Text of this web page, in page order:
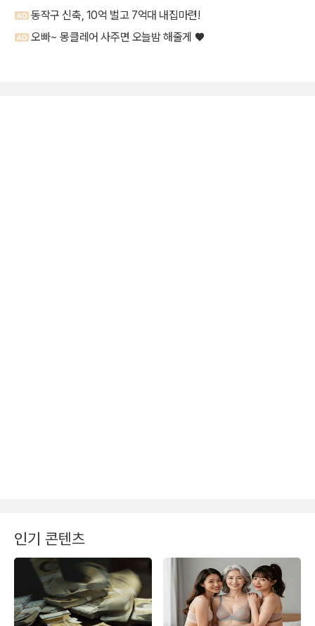
인기 콘텐츠